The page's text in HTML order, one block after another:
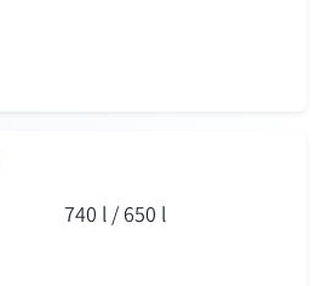
740 l / 650 l